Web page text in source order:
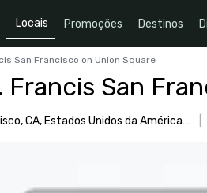
Locais Promoções Destinos
San Francisco on Union Square
Francis San
CA, Estados Unidos da América,